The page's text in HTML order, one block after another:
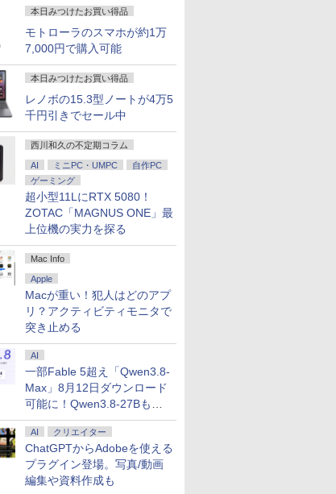
本日みつけたお買い得品
モトローラのスマホが約1万
7,000円で購入可能
本日みつけたお買い得品
レノボの15.3型ノートが4万5
千円引きでセール中
西川和久の不定期コラム
AI ミニPC・UMPC
自作PC
ゲーミング
超小型11LにRTX 5080！
ZOTAC「MAGNUS ONE」最
上位機の実力を探る
Mac Info
Apple
Macが重い！犯人はどのアプ
リ？アクティビティモニタで
突き止める
AI
一部Fable 5超え「Qwen3.8-
Max」8月12日ダウンロード
可能に！Qwen3.8-27Bも順
次
AI クリエイター
ChatGPTからAdobeを使える
プラグイン登場。写真/動画
編集や資料作成も